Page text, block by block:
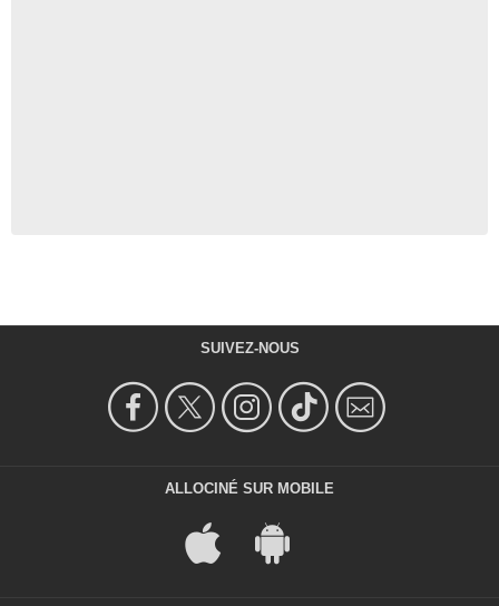
SUIVEZ-NOUS
ALLOCINÉ SUR MOBILE